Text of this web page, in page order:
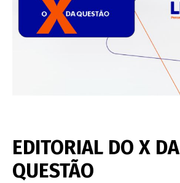
EDITORIAL DO X DA
QUESTÃO